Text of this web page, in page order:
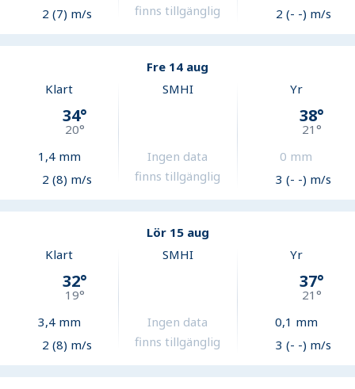
2 (7) m/s
finns tillgänglig
2 (- -) m/s
Fre 14 aug
Klart
34°
20°
1,4mm
2 (8) m/s
SMHI
Ingen data
finns tillgänglig
Yr
38°
21°
0 mm
3 (- -) m/s
Lör 15 aug
Klart
32°
19°
3,4mm
2 (8) m/s
SMHI
Ingen data
finns tillgänglig
Yr
37°
21°
0,1 mm
3 (- -) m/s